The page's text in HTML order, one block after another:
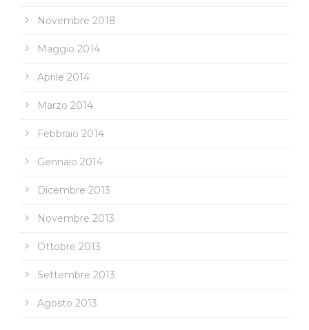
Novembre 2018
Maggio 2014
Aprile 2014
Marzo 2014
Febbraio 2014
Gennaio 2014
Dicembre 2013
Novembre 2013
Ottobre 2013
Settembre 2013
Agosto 2013